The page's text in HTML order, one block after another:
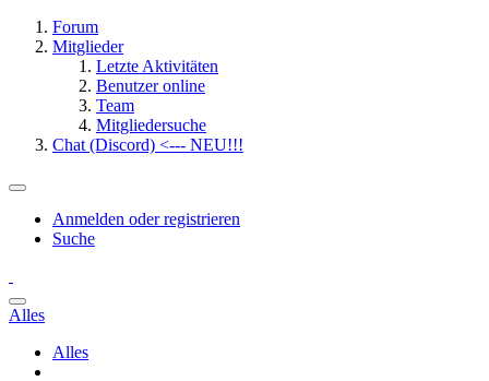
Forum
Mitglieder
Letzte Aktivitäten
Benutzer online
Team
Mitgliedersuche
Chat (Discord) <--- NEU!!!
Anmelden oder registrieren
Suche
Alles
Alles